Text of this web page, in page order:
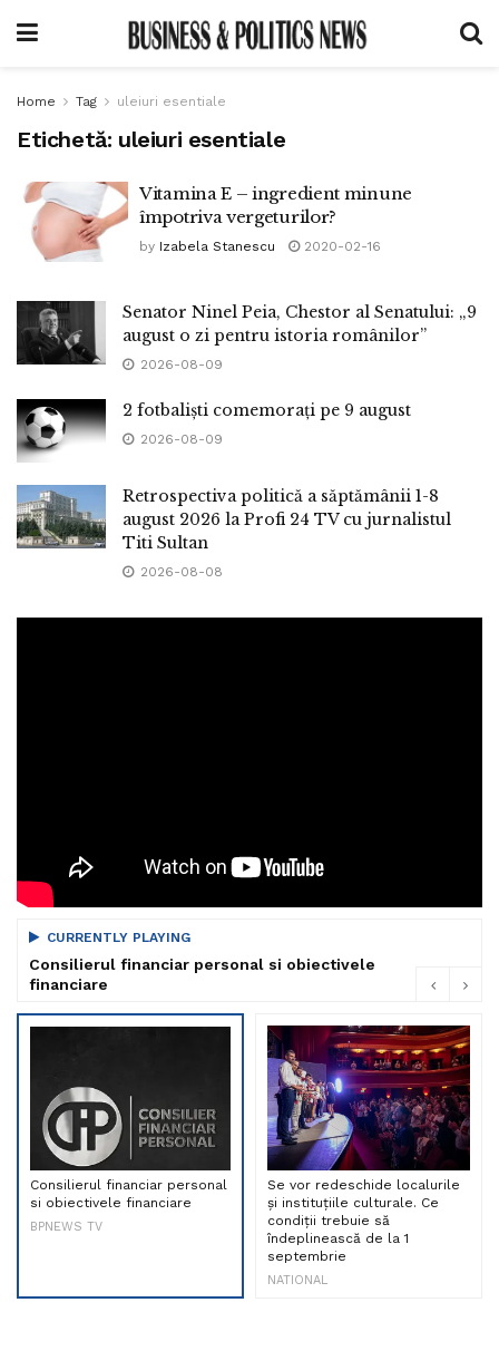
Home Tag uleiuri esentiale
Etichetă: uleiuri esentiale
Vitamina E – ingredient minune
împotriva vergeturilor?
by Izabela Stanescu 2020-02-16
Senator Ninel Peia, Chestor al Senatului: „9
august o zi pentru istoria românilor”
2026-08-09
2 fotbaliști comemorați pe 9 august
2026-08-09
Retrospectiva politică a săptămânii 1-8
august 2026 la Profi 24 TV cu jurnalistul
Titi Sultan
2026-08-08
CURRENTLY PLAYING
Consilierul financiar personal si obiectivele
financiare
Consilierul financiar personal
si obiectivele financiare
BPNEWS TV
Se vor redeschide localurile
și instituțiile culturale. Ce
condiții trebuie să
îndeplinească de la 1
septembrie
NATIONAL